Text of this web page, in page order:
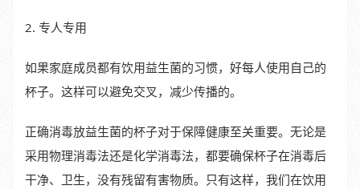
2. 专人专用
如果家庭成员都有饮用益生菌的习惯，好每人使用自己的
杯子。这样可以避免交叉，减少传播的。
正确消毒放益生菌的杯子对于保障健康至关重要。无论是
采用物理消毒法还是化学消毒法，都要确保杯子在消毒后
干净、卫生，没有残留有害物质。只有这样，我们在饮用